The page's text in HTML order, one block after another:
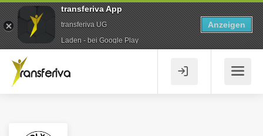
transferiva App
transferiva UG
Laden - bei Google Play
Anzeigen